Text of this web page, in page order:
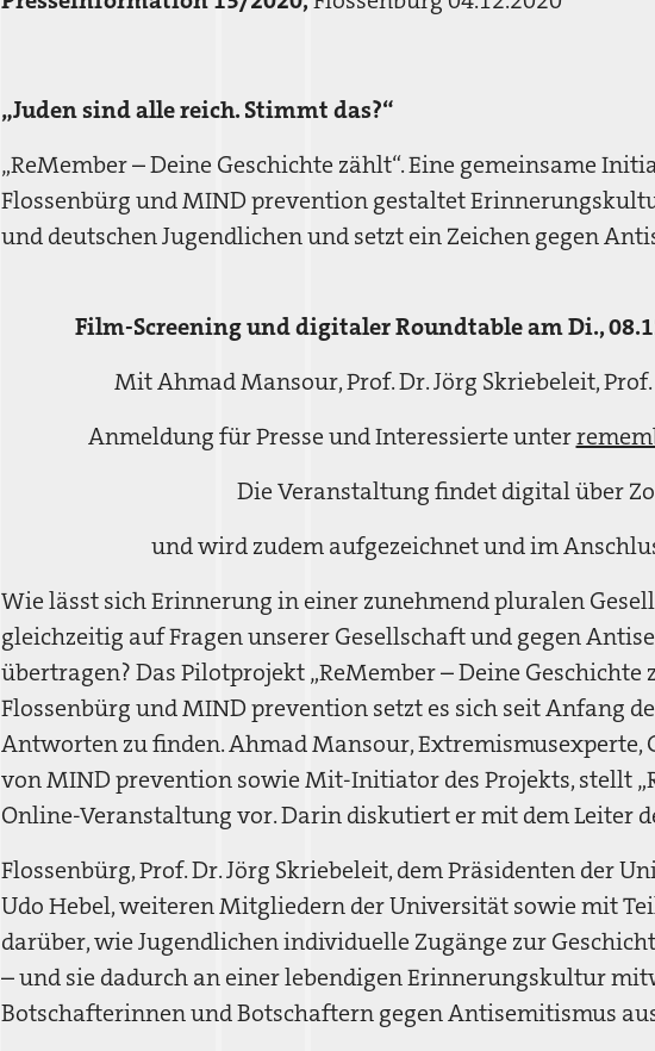
„Juden sind alle reich. Stimmt das?“
„ReMember – Deine Geschichte zählt“. Eine gemeinsame
Flossenbürg und MIND prevention gestaltet
und deutschen Jugendlichen und setzt ein Zeichen gegen
Film-Screening und digitaler Roundtable am Di.,
Mit Ahmad Mansour, Prof. Dr. Jörg Skriebeleit, Prof.
Anmeldung für Presse und Interessierte unter
Die Veranstaltung findet digital über
und wird zudem aufgezeichnet und im
Wie lässt sich Erinnerung in einer zunehmend pluralen
gleichzeitig auf Fragen unserer Gesellschaft und gegen
übertragen? Das Pilotprojekt „ReMember – Deine Geschichte
Flossenbürg und MIND prevention setzt es sich seit Anfang
Antworten zu finden. Ahmad Mansour, Extremismusexperte,
von MIND prevention sowie Mit-Initiator des Projekts, stellt
Online-Veranstaltung vor. Darin diskutiert er mit dem Leiter
Flossenbürg, Prof. Dr. Jörg Skriebeleit, dem Präsidenten der
Udo Hebel, weiteren Mitgliedern der Universität sowie mit
darüber, wie Jugendlichen individuelle Zugänge zur
– und sie dadurch an einer lebendigen Erinnerungskultur
Botschafterinnen und Botschaftern gegen Antisemitismus